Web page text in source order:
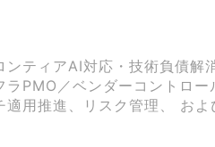
ンティアAI対応・技術負債
ラPMO／ベンダーコントロ
適用推進、リスク管理、 お